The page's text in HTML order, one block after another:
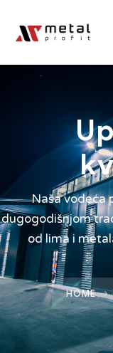
Naša vodeća
dugogodišnjom
od lima i
HOME